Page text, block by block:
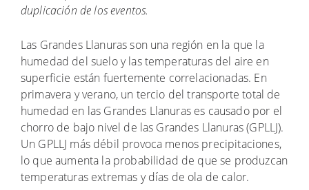
duplicación de los eventos.
Las Grandes Llanuras son una región en la que la
humedad del suelo y las temperaturas del aire en
superficie están fuertemente correlacionadas. En
primavera y verano, un tercio del transporte total de
humedad en las Grandes Llanuras es causado por el
chorro de bajo nivel de las Grandes Llanuras (GPLLJ).
Un GPLLJ más débil provoca menos precipitaciones,
lo que aumenta la probabilidad de que se produzcan
temperaturas extremas y días de ola de calor.